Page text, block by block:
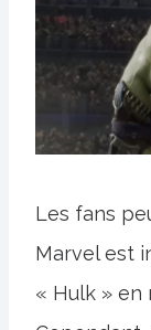
Les fans
Marvel est
« Hulk » en